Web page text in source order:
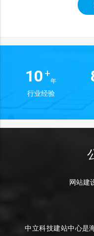
10 +
年
行业经验
网站建
中立科技建站中心是